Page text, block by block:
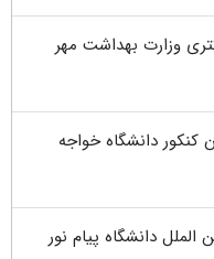
وزارت بهداشت مهر
کنکور دانشگاه خواجه
دانشگاه پیام نور